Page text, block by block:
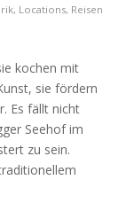
, Locations, Reisen
kochen mit
sie fördern
Es fällt nicht
Seehof im
zu sein.